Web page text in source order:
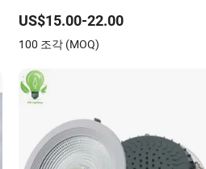
US$15.00-22.00
100 조각 (MOQ)